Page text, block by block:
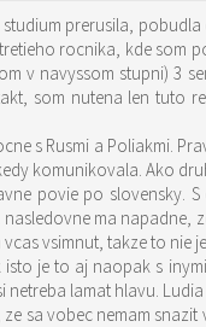
prerusila, pobudla
rocnika, kde som
v navyssom stupni) 3
som nutena len tuto
s Rusmi a Poliakmi.
komunikovala. Ako
povie po slovensky.
ma napadne,
vsimnut, takze to nie
je to aj naopak s
lamat hlavu. Ludia
sa vobec nemam snazit